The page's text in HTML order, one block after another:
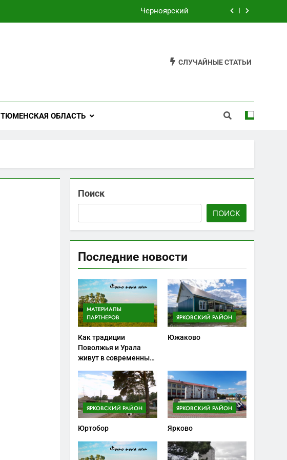
Черноярский
Староуткинск
Черноярский
СЛУЧАЙНЫЕ СТАТЬИ
ТЮМЕНСКАЯ ОБЛАСТЬ
Поиск
ПОИСК
Последние новости
МАТЕРИАЛЫ
ПАРТНЕРОВ
Как традиции
Поволжья и Урала
живут в современных
ЯРКОВСКИЙ РАЙОН
Южаково
ЯРКОВСКИЙ РАЙОН
Юртобор
ЯРКОВСКИЙ РАЙОН
Ярково